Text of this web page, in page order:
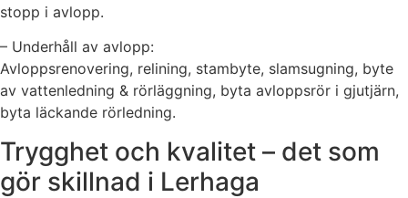
stopp i avlopp.
– Underhåll av avlopp:
Avloppsrenovering, relining, stambyte, slamsugning, byte
av vattenledning & rörläggning, byta avloppsrör i gjutjärn,
byta läckande rörledning.
Trygghet och kvalitet – det som
gör skillnad i Lerhaga